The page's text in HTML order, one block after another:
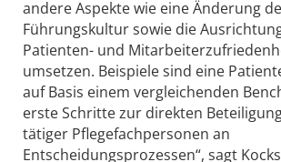
andere Aspekte wie eine Änderung
Führungskultur sowie die
Patienten- und
umsetzen. Beispiele sind eine
auf Basis einem vergleichenden
erste Schritte zur direkten
tätiger Pflegefachpersonen an
Entscheidungsprozessen“, sagt